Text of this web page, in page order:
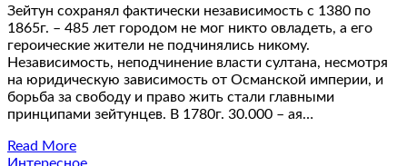
Зейтун сохранял фактически независимость с 1380 по
1865г. – 485 лет городом не мог никто овладеть, а его
героические жители не подчинялись никому.
Независимость, неподчинение власти султана, несмотря
на юридическую зависимость от Османской империи, и
борьба за свободу и право жить стали главными
принципами зейтунцев. В 1780г. 30.000 – ая…
Read More
Интересное